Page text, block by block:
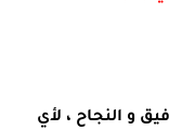
و النجاح ، لأي